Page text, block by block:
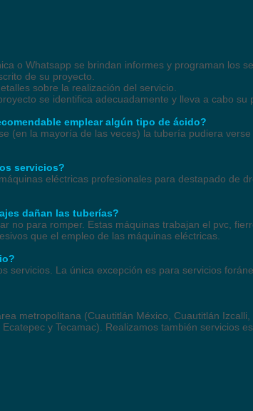
o Whatsapp se brindan informes y programan los
de su proyecto.
sobre la realización del servicio.
se identifica adecuadamente y lleva a cabo su
emplear algún tipo de ácido?
(en la mayoría de las veces) la tubería pudiera
servicios?
eléctricas profesionales para destapado de
dañan las tuberías?
no para romper. Estas máquinas trabajan el pvc,
que el empleo de las máquinas eléctricas.
servicios. La única excepción es para servicios
metropolitana (Cuautitlán México, Cuautitlán Izcalli,
y Tecamac). Realizamos también servicios